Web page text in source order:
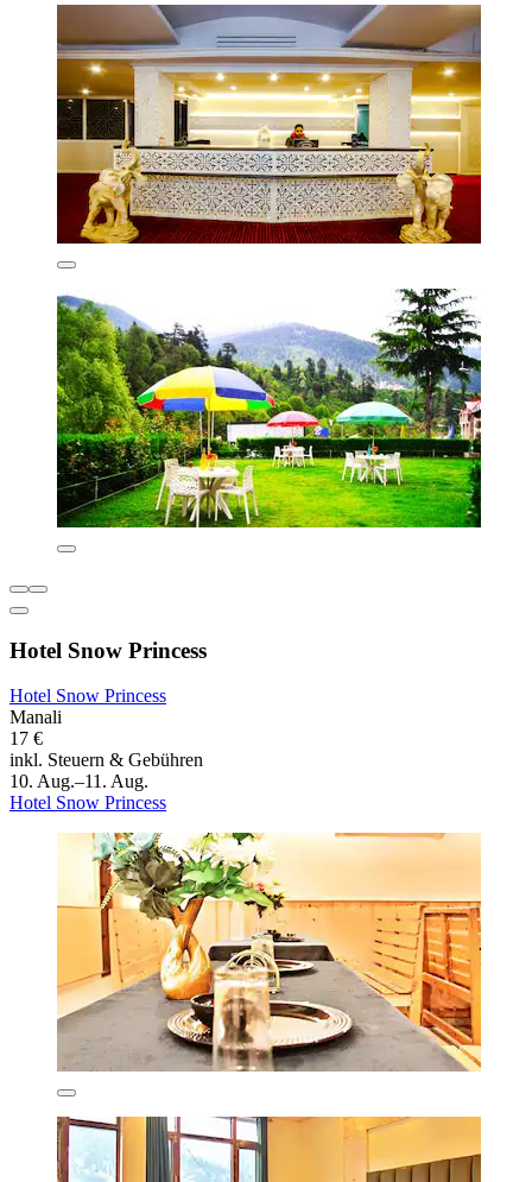
Hotel Snow Princess
Hotel Snow Princess
Manali
17 €
inkl. Steuern & Gebühren
10. Aug.–11. Aug.
Hotel Snow Princess